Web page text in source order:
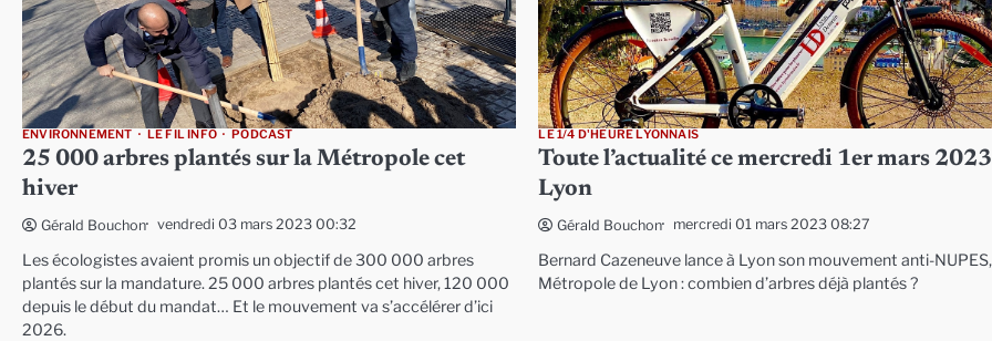
ENVIRONNEMENT LE FIL INFO PODCAST
25 000 arbres plantés sur la Métropole cet
hiver
Gérald Bouchon vendredi 03 mars 2023 00:32
Les écologistes avaient promis un objectif de 300 000 arbres
plantés sur la mandature. 25 000 arbres plantés cet hiver, 120 000
depuis le début du mandat… Et le mouvement va s’accélérer d’ici
2026.
LE 1/4 D'HEURE LYONNAIS
Toute l’actualité ce mercredi 1er mars
Lyon
Gérald Bouchon mercredi 01 mars 2023 08:27
Bernard Cazeneuve lance à Lyon son mouvement anti-NUPES,
Métropole de Lyon : combien d’arbres déjà plantés ?